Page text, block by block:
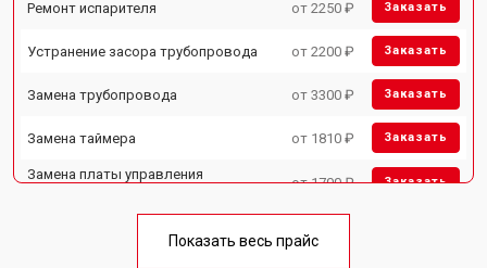
Ремонт испарителя от 2250 ₽ Заказать
Устранение засора трубопровода от 2200 ₽ Заказать
Замена трубопровода от 3300 ₽ Заказать
Замена таймера от 1810 ₽ Заказать
Замена платы управления
от 1700 ₽ Заказать
Ремонт/замена датчика
Показать весь прайс